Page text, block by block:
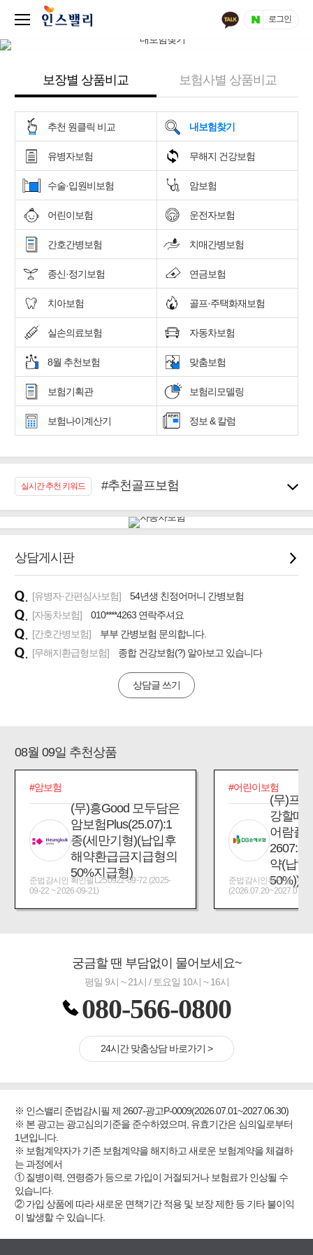
로그인
보장별 상품비교 보험사별 상품비교
추천 원클릭 비교 내보험찾기
유병자보험 무해지 건강보험
수술·입원비보험 암보험
어린이보험 운전자보험
간호간병보험 치매간병보험
종신·정기보험 연금보험
치아보험 골프·주택화재보험
실손의료보험 자동차보험
8월 추천보험 맞춤보험
보험기획관 보험리모델링
보험나이계산기 정보 & 칼럼
실시간 추천 키워드
#추천골프보험
#노후대비 연금재테크!
#교통사고대비 운전자보험
#무해지 건강보험
#바뀌기전에 4세대 가입
상담게시판
[유병자·간편심사보험]
54년생 친정어머니 간병보험
[자동차보험]
010****4263 연락주셔요
[간호간병보험]
부부 간병보험 문의합니다.
[무해지환급형보험]
종합 건강보험(?) 알아보고 있습니다
상담글 쓰기
08월 09일 추천상품
#암보험
(무)흥Good 모두담은
암보험Plus(25.07):1
종(세만기형)(납입후
해약환급금지급형의
50%지급형)
준법감시인 확인필L250922-09-72 (2025-
09-22 ~ 2026-09-21)
#어린이보험
(무)프
강할때
어람플
2607:
약(납입
50%))
준법감시인확인필_제
궁금할 땐 부담없이 물어보세요~
평일 9시 ~ 21시 / 토요일 10시 ~ 16시
080-566-0800
24시간 맞춤상담 바로가기 >
※ 인스밸리 준법감시필 제 2607-광고P-0009(2026.07.01~2027.06.30)
※ 본 광고는 광고심의기준을 준수하였으며, 유효기간은 심의일로부터
1년입니다.
※ 보험계약자가 기존 보험계약을 해지하고 새로운 보험계약을 체결하
는 과정에서
① 질병이력, 연령증가 등으로 가입이 거절되거나 보험료가 인상될 수
있습니다.
② 가입 상품에 따라 새로운 면책기간 적용 및 보장 제한 등 기타 불이익
이 발생할 수 있습니다.